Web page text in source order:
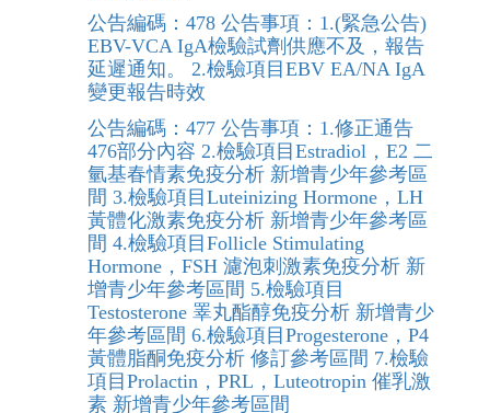
公告編碼：478 公告事項：1.(緊急公告)
EBV-VCA IgA檢驗試劑供應不及，報告
延遲通知。 2.檢驗項目EBV EA/NA IgA
變更報告時效
公告編碼：477 公告事項：1.修正通告
476部分內容 2.檢驗項目Estradiol，E2 二
氫基春情素免疫分析 新增青少年參考區
間 3.檢驗項目Luteinizing Hormone，LH
黃體化激素免疫分析 新增青少年參考區
間 4.檢驗項目Follicle Stimulating
Hormone，FSH 濾泡刺激素免疫分析 新
增青少年參考區間 5.檢驗項目
Testosterone 睪丸酯醇免疫分析 新增青少
年參考區間 6.檢驗項目Progesterone，P4
黃體脂酮免疫分析 修訂參考區間 7.檢驗
項目Prolactin，PRL，Luteotropin 催乳激
素 新增青少年參考區間